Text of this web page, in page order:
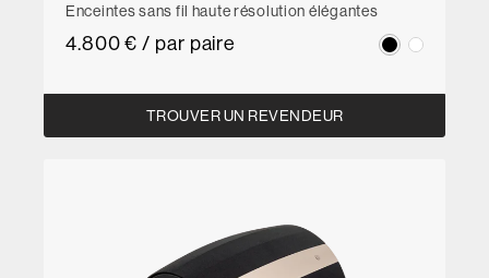
Enceintes sans fil haute résolution élégantes
4.800 € / par paire
TROUVER UN REVENDEUR